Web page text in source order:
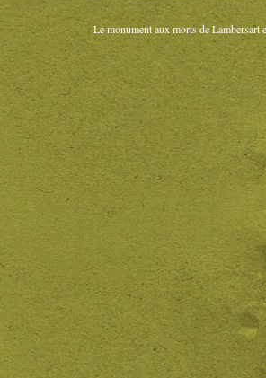
Le monument aux morts de Lambersart